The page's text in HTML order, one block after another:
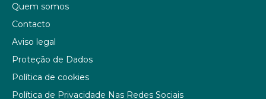
Quem somos
Contacto
Aviso legal
Proteção de Dados
Política de cookies
Política de Privacidade Nas Redes Sociais